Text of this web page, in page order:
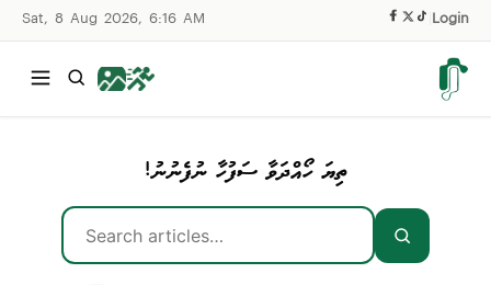
Sat, 8 Aug 2026, 6:16 AM Login
ތިޔަ ހޯއްދަވާ ސަފުހާ ނުފެނުނު!